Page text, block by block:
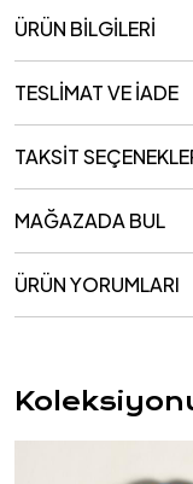
ÜRÜN BİLGİLERİ
TESLİMAT VE İADE
TAKSİT
MAĞAZADA BUL
ÜRÜN YORUMLARI